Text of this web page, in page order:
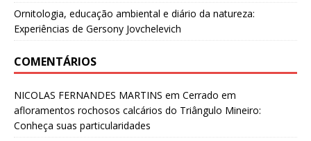
Ornitologia, educação ambiental e diário da natureza:
Experiências de Gersony Jovchelevich
COMENTÁRIOS
NICOLAS FERNANDES MARTINS em Cerrado em
afloramentos rochosos calcários do Triângulo Mineiro:
Conheça suas particularidades